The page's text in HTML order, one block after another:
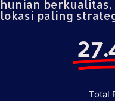
hunian
lokasi paling
Total